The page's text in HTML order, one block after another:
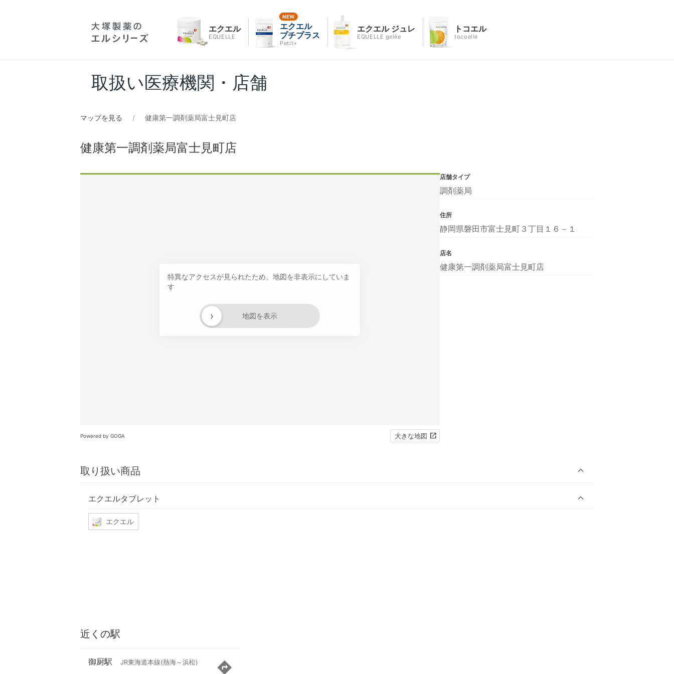
エクエル
EQUELLE
エクエル
プチプラス
Petit+
エクエル ジュレ
EQUELLE gelée
トコエル
tocoelle
取扱い医療機関・店舗
マップを見る 健康第一調剤薬局富士見町店
健康第一調剤薬局富士見町店
特異なアクセスが見られたため、地図を非表示にしていま
す
地図を表示
›
Powered by GOGA 大きな地図
取り扱い商品
エクエルタブレット
エクエル
店舗タイプ
調剤薬局
住所
静岡県磐田市富士見町３丁目１６－１
店名
健康第一調剤薬局富士見町店
近くの駅
御厨駅 JR東海道本線(熱海～浜松)